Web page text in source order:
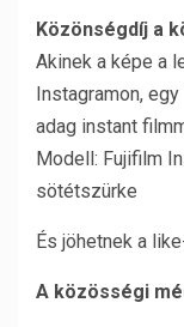
Közönségdíj a
Akinek a képe a
Instagramon,
adag instant
Modell: Fujifilm
sötétszürke
És jöhetnek a
A közösségi